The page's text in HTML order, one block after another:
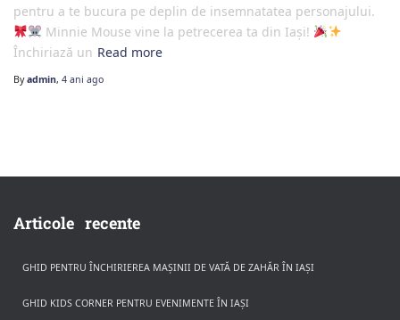
pentru a te bucura pe deplin de insemnatatea personajului.
Minnie Mouse vine la petrecerea ta din Iași!
Închiriază un Read more
Byadmin, 4 ani ago
Articole recente
GHID PENTRU ÎNCHIRIEREA MAȘINII DE VATĂ DE ZAHĂR ÎN IAȘI
GHID KIDS CORNER PENTRU EVENIMENTE ÎN IAȘI